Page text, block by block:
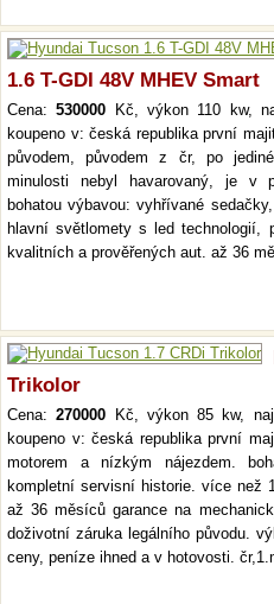
1.6 T-GDI 48V MHEV Smart
Cena:530000 Kč, výkon 110 kw,
koupeno v: česká republika první
původem, původem z čr, po
minulosti nebyl havarovaný, je v
bohatou výbavou: vyhřívané
hlavní světlomety s led technologií,
kvalitních a prověřených aut. až 36
Trikolor
Cena:270000 Kč, výkon 85 kw,
koupeno v: česká republika první
motorem a nízkým nájezdem.
kompletní servisní historie. více než
až 36 měsíců garance na
doživotní záruka legálního původu.
ceny, peníze ihned a v hotovosti.